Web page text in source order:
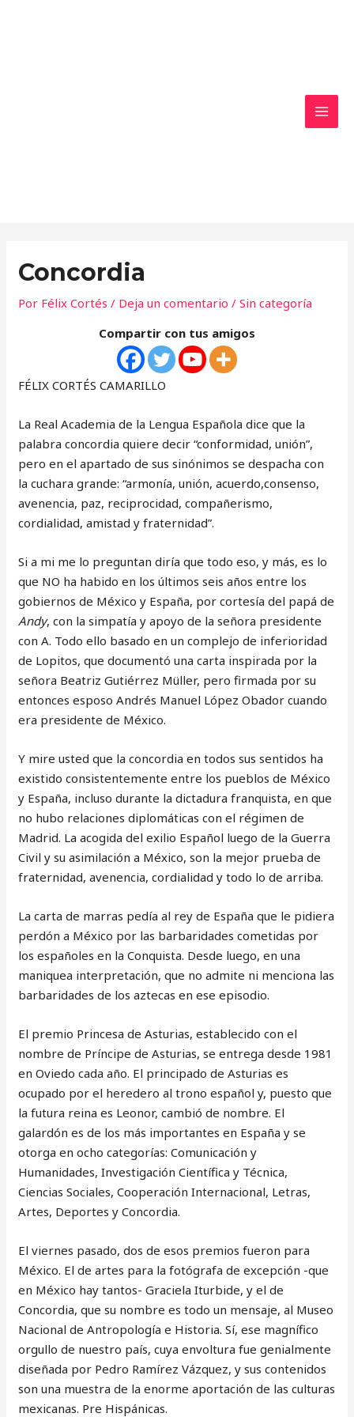
Concordia
Por Félix Cortés/ Deja un comentario /Sin categoría
Compartir con tus amigos
FÉLIX CORTÉS CAMARILLO
La Real Academia de la Lengua Española dice que la
palabra concordia quiere decir “conformidad, unión”,
pero en el apartado de sus sinónimos se despacha con
la cuchara grande: “armonía, unión, acuerdo,consenso,
avenencia, paz, reciprocidad, compañerismo,
cordialidad, amistad y fraternidad”.
Si a mi me lo preguntan diría que todo eso, y más, es lo
que NO ha habido en los últimos seis años entre los
gobiernos de México y España, por cortesía del papá de
Andy, con la simpatía y apoyo de la señora presidente
con A. Todo ello basado en un complejo de inferioridad
de Lopitos, que documentó una carta inspirada por la
señora Beatriz Gutiérrez Müller, pero firmada por su
entonces esposo Andrés Manuel López Obador cuando
era presidente de México.
Y mire usted que la concordia en todos sus sentidos ha
existido consistentemente entre los pueblos de México
y España, incluso durante la dictadura franquista, en que
no hubo relaciones diplomáticas con el régimen de
Madrid. La acogida del exilio Español luego de la Guerra
Civil y su asimilación a México, son la mejor prueba de
fraternidad, avenencia, cordialidad y todo lo de arriba.
La carta de marras pedía al rey de España que le pidiera
perdón a México por las barbaridades cometidas por
los españoles en la Conquista. Desde luego, en una
maniquea interpretación, que no admite ni menciona las
barbaridades de los aztecas en ese episodio.
El premio Princesa de Asturias, establecido con el
nombre de Príncipe de Asturias, se entrega desde 1981
en Oviedo cada año. El principado de Asturias es
ocupado por el heredero al trono español y, puesto que
la futura reina es Leonor, cambió de nombre. El
galardón es de los más importantes en España y se
otorga en ocho categorías: Comunicación y
Humanidades, Investigación Científica y Técnica,
Ciencias Sociales, Cooperación Internacional, Letras,
Artes, Deportes y Concordia.
El viernes pasado, dos de esos premios fueron para
México. El de artes para la fotógrafa de excepción -que
en México hay tantos- Graciela Iturbide, y el de
Concordia, que su nombre es todo un mensaje, al Museo
Nacional de Antropología e Historia. Sí, ese magnífico
orgullo de nuestro país, cuya envoltura fue genialmente
diseñada por Pedro Ramírez Vázquez, y sus contenidos
son una muestra de la enorme aportación de las culturas
mexicanas. Pre Hispánicas.